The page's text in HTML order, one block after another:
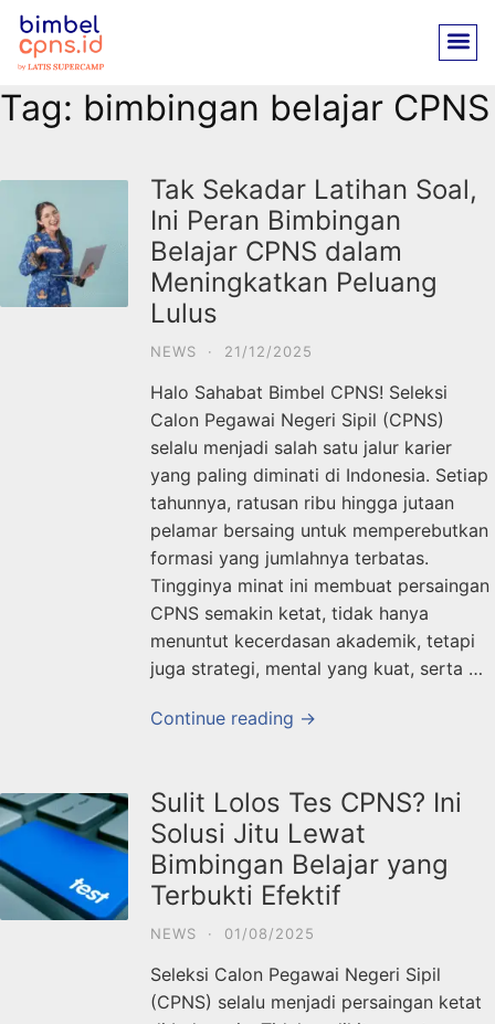
Tag: bimbingan belajar CPNS
Tak Sekadar Latihan Soal,
Ini Peran Bimbingan
Belajar CPNS dalam
Meningkatkan Peluang
Lulus
NEWS · 21/12/2025
Halo Sahabat Bimbel CPNS! Seleksi
Calon Pegawai Negeri Sipil (CPNS)
selalu menjadi salah satu jalur karier
yang paling diminati di Indonesia. Setiap
tahunnya, ratusan ribu hingga jutaan
pelamar bersaing untuk memperebutkan
formasi yang jumlahnya terbatas.
Tingginya minat ini membuat persaingan
CPNS semakin ketat, tidak hanya
menuntut kecerdasan akademik, tetapi
juga strategi, mental yang kuat, serta …
Continue reading →
Sulit Lolos Tes CPNS? Ini
Solusi Jitu Lewat
Bimbingan Belajar yang
Terbukti Efektif
NEWS · 01/08/2025
Seleksi Calon Pegawai Negeri Sipil
(CPNS) selalu menjadi persaingan ketat